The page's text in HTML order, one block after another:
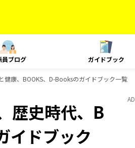
員ブログ ガイドブック
健康、BOOKS、D-Booksのガイドブック一覧
歴史時代、B
イドブック
AD